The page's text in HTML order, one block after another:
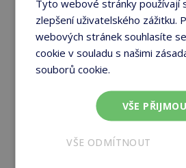
Tyto webové stránky používají
zlepšení uživatelského zážitku.
webových stránek souhlasíte
cookie v souladu s našimi
souborů cookie.
VŠE
VŠE ODMÍTNOUT